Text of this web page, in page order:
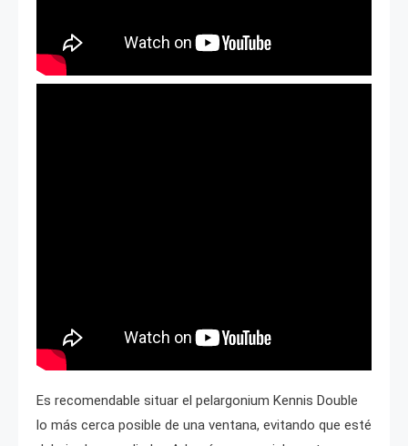
Es recomendable situar el pelargonium Kennis Double
lo más cerca posible de una ventana, evitando que esté